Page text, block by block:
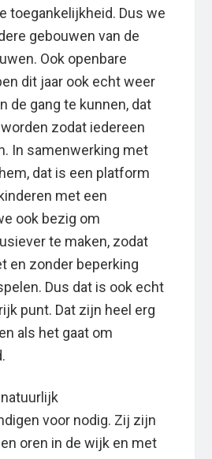
toegankelijkheid. Dus we
gebouwen van de
Ook openbare
dit jaar ook echt weer
de gang te kunnen, dat
zodat iedereen
In samenwerking met
dat is een platform
met een
ook bezig om
te maken, zodat
en zonder beperking
Dus dat is ook echt
punt. Dat zijn heel erg
als het gaat om
voor nodig. Zij zijn
oren in de wijk en met